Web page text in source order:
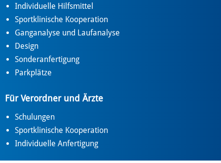
Individuelle Hilfsmittel
Sportklinische Kooperation
Ganganalyse und Laufanalyse
Design
Sonderanfertigung
Parkplätze
Für Verordner und Ärzte
Schulungen
Sportklinische Kooperation
Individuelle Anfertigung